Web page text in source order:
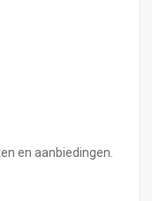
en aanbiedingen.